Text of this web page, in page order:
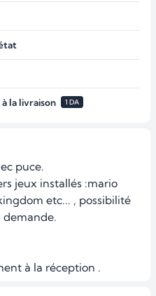
la livraison 1 DA
puce.
jeux installés :mario
etc... , possibilité
à la réception .